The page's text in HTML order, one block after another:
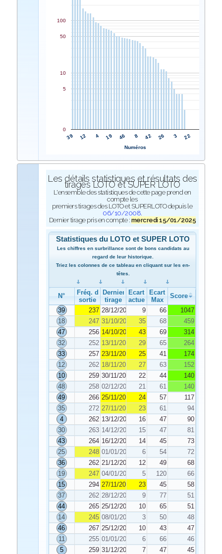
39 12 4 19 46 8 42 26 3 22
0
5
10
50
100
Numéros
Les détails statistiques et résultats des
tirages LOTO et SUPER LOTO
L'ensemble des statistiques de cette page prend en
compte les
premiers tirages des LOTO et SUPERLOTO depuis le
06/10/2008.
Dernier tirage pris en compte : mercredi 15/01/2025
Statistiques du LOTO et SUPER LOTO
Les chiffres en surbrillance sont de bons candidats au
regard de leur historique.
Triez les colonnes de ce tableau en cliquant sur les en-
têtes.
N°
Fréq. de
sortie
Dernier
tirage
Ecart
actuel
Ecart
Max
Score
39
237 28/12/2024 9 66
1047
18
247 31/10/2024 35 68
459
47
256 14/10/2024 43 69
314
32
252 13/11/2024 29 65
264
33
257 23/11/2024 25 41
174
12
262 18/11/2024 27 63
152
10
259 30/11/2024 22 44
140
48
258 02/12/2024 21 61
140
49
266 25/11/2024 24 57
117
35
272 27/11/2024 23 61
94
4
262 13/12/2024 16 47
90
30
263 14/12/2024 15 47
81
43
264 16/12/2024 14 45
73
25
248 01/01/2025 6 54
72
36
262 21/12/2024 12 49
68
19
247 04/01/2025 5 120
66
15
294 27/11/2024 23 45
58
37
262 28/12/2024 9 77
51
44
265 25/12/2024 10 65
51
14
245 08/01/2025 3 50
48
46
267 25/12/2024 10 43
47
11
255 01/01/2025 6 66
46
5
259 31/12/2024 7 47
45